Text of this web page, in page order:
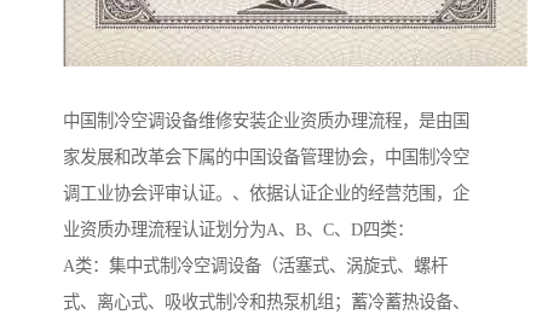
中国制冷空调设备维修安装企业资质办理流程，是由国
家发展和改革会下属的中国设备管理协会，中国制冷空
调工业协会评审认证。、依据认证企业的经营范围，企
业资质办理流程认证划分为A、B、C、D四类：
A类：集中式制冷空调设备（活塞式、涡旋式、螺杆
式、离心式、吸收式制冷和热泵机组；蓄冷蓄热设备、